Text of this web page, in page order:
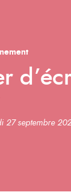
27 septembre